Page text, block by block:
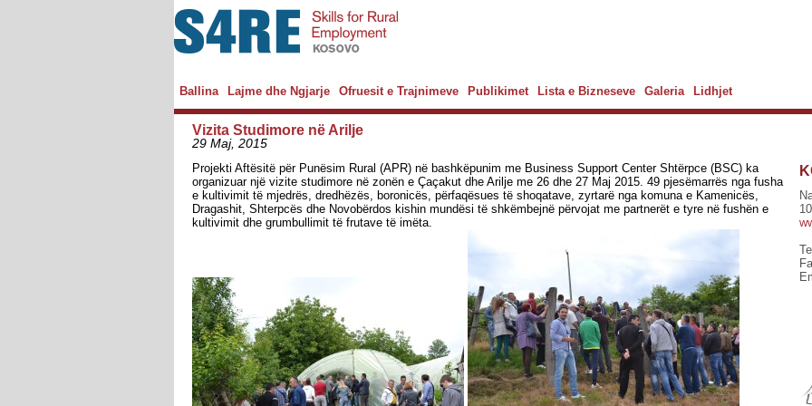
Ballina Lajme dhe Ngjarje Ofruesit e Trajnimeve Publikimet Lista e Bizneseve Galeria Lidhjet
Vizita Studimore në Arilje
29 Maj, 2015
Projekti Aftësitë për Punësim Rural (APR) në bashkëpunim me Business Support Center Shtërpce (BSC) ka
organizuar një vizite studimore në zonën e Çaçakut dhe Arilje me 26 dhe 27 Maj 2015. 49 pjesëmarrës nga fusha
e kultivimit të mjedrës, dredhëzës, boronicës, përfaqësues të shoqatave, zyrtarë nga komuna e Kamenicës,
Dragashit, Shterpcës dhe Novobërdos kishin mundësi të shkëmbejnë përvojat me partnerët e tyre në fushën e
kultivimit dhe grumbullimit të frutave të imëta.